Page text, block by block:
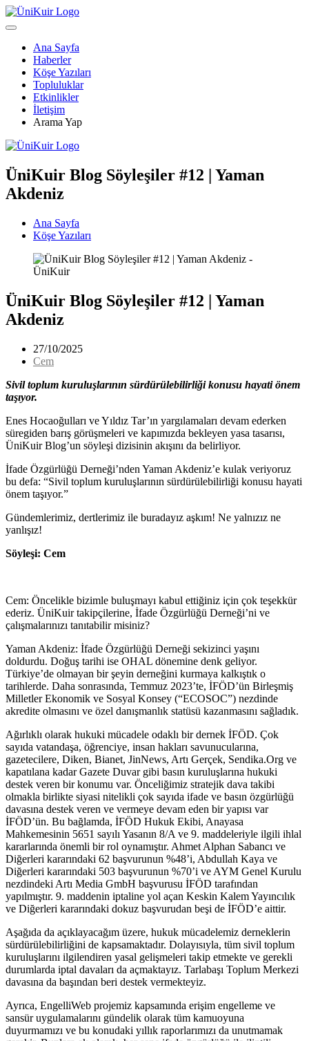
Ana Sayfa
Haberler
Köşe Yazıları
Topluluklar
Etkinlikler
İletişim
Arama Yap
ÜniKuir Blog Söyleşiler #12 | Yaman
Akdeniz
Ana Sayfa
Köşe Yazıları
ÜniKuir Blog Söyleşiler #12 | Yaman
Akdeniz
27/10/2025
Cem
Sivil toplum kuruluşlarının sürdürülebilirliği konusu hayati önem
taşıyor.
Enes Hocaoğulları ve Yıldız Tar’ın yargılamaları devam ederken
süregiden barış görüşmeleri ve kapımızda bekleyen yasa tasarısı,
ÜniKuir Blog’un söyleşi dizisinin akışını da belirliyor.
İfade Özgürlüğü Derneği’nden Yaman Akdeniz’e kulak veriyoruz
bu defa: “Sivil toplum kuruluşlarının sürdürülebilirliği konusu hayati
önem taşıyor.”
Gündemlerimiz, dertlerimiz ile buradayız aşkım! Ne yalnızız ne
yanlışız!
Söyleşi: Cem
Cem: Öncelikle bizimle buluşmayı kabul ettiğiniz için çok teşekkür
ederiz. ÜniKuir takipçilerine, İfade Özgürlüğü Derneği’ni ve
çalışmalarınızı tanıtabilir misiniz?
Yaman Akdeniz: İfade Özgürlüğü Derneği sekizinci yaşını
doldurdu. Doğuş tarihi ise OHAL dönemine denk geliyor.
Türkiye’de olmayan bir şeyin derneğini kurmaya kalkıştık o
tarihlerde. Daha sonrasında, Temmuz 2023’te, İFÖD’ün Birleşmiş
Milletler Ekonomik ve Sosyal Konsey (“ECOSOC”) nezdinde
akredite olmasını ve özel danışmanlık statüsü kazanmasını sağladık.
Ağırlıklı olarak hukuki mücadele odaklı bir dernek İFÖD. Çok
sayıda vatandaşa, öğrenciye, insan hakları savunucularına,
gazetecilere, Diken, Bianet, JinNews, Artı Gerçek, Sendika.Org ve
kapatılana kadar Gazete Duvar gibi basın kuruluşlarına hukuki
destek veren bir konumu var. Önceliğimiz stratejik dava takibi
olmakla birlikte siyasi nitelikli çok sayıda ifade ve basın özgürlüğü
davasına destek veren ve vermeye devam eden bir yapısı var
İFÖD’ün. Bu bağlamda, İFÖD Hukuk Ekibi, Anayasa
Mahkemesinin 5651 sayılı Yasanın 8/A ve 9. maddeleriyle ilgili ihlal
kararlarında önemli bir rol oynamıştır. Ahmet Alphan Sabancı ve
Diğerleri kararındaki 62 başvurunun %48’i, Abdullah Kaya ve
Diğerleri kararındaki 503 başvurunun %70’i ve AYM Genel Kurulu
nezdindeki Artı Media GmbH başvurusu İFÖD tarafından
yapılmıştır. 9. maddenin iptaline yol açan Keskin Kalem Yayıncılık
ve Diğerleri kararındaki dokuz başvurudan beşi de İFÖD’e aittir.
Aşağıda da açıklayacağım üzere, hukuk mücadelemiz derneklerin
sürdürülebilirliğini de kapsamaktadır. Dolayısıyla, tüm sivil toplum
kuruluşlarını ilgilendiren yasal gelişmeleri takip etmekte ve gerekli
durumlarda iptal davaları da açmaktayız. Tarlabaşı Toplum Merkezi
davasına da başından beri destek vermekteyiz.
Ayrıca, EngelliWeb projemiz kapsamında erişim engelleme ve
sansür uygulamalarını gündelik olarak tüm kamuoyuna
duyurmamızı ve bu konudaki yıllık raporlarımızı da unutmamak